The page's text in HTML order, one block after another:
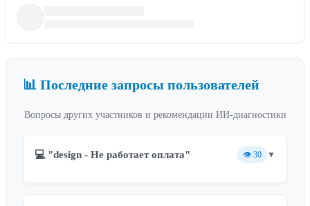
📊 Последние запросы пользователей
Вопросы других участников и рекомендации ИИ-диагностики
💻 "design - Не работает оплата" 👁️ 30 ▼